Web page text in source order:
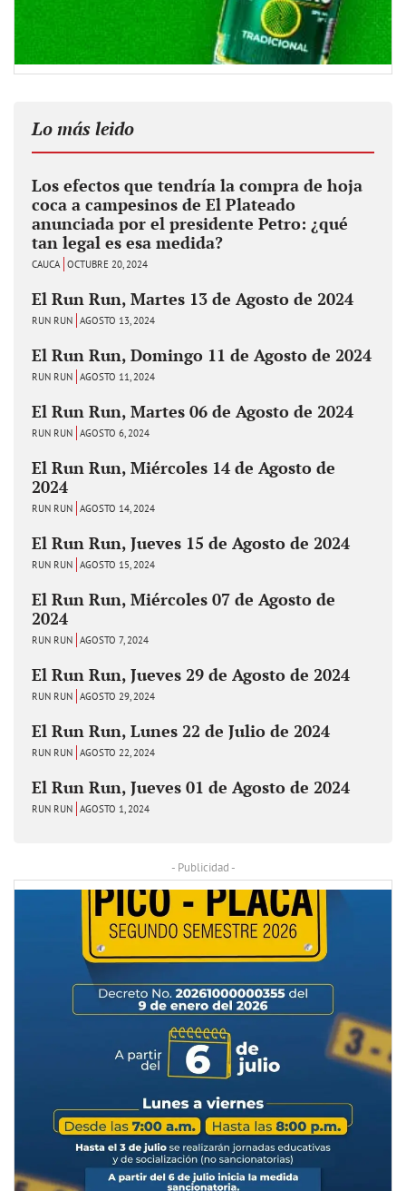
Lo más leido
Los efectos que tendría la compra de hoja
coca a campesinos de El Plateado
anunciada por el presidente Petro: ¿qué
tan legal es esa medida?
CAUCA OCTUBRE 20, 2024
El Run Run, Martes 13 de Agosto de 2024
RUN RUN AGOSTO 13, 2024
El Run Run, Domingo 11 de Agosto de 2024
RUN RUN AGOSTO 11, 2024
El Run Run, Martes 06 de Agosto de 2024
RUN RUN AGOSTO 6, 2024
El Run Run, Miércoles 14 de Agosto de
2024
RUN RUN AGOSTO 14, 2024
El Run Run, Jueves 15 de Agosto de 2024
RUN RUN AGOSTO 15, 2024
El Run Run, Miércoles 07 de Agosto de
2024
RUN RUN AGOSTO 7, 2024
El Run Run, Jueves 29 de Agosto de 2024
RUN RUN AGOSTO 29, 2024
El Run Run, Lunes 22 de Julio de 2024
RUN RUN AGOSTO 22, 2024
El Run Run, Jueves 01 de Agosto de 2024
RUN RUN AGOSTO 1, 2024
- Publicidad -